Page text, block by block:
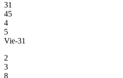
31
45
4
5
Vie-31
2
3
8